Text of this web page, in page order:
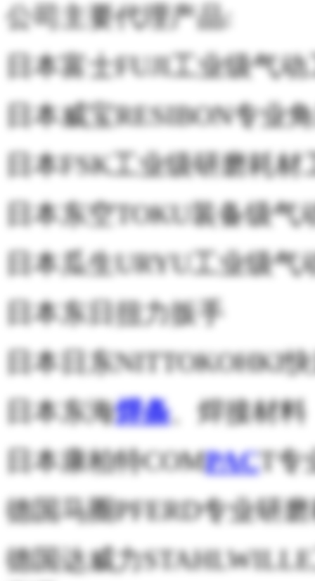
公司主要代理产品:
日本富士FUJI工业级气
日本威宝RESIBON专业
日本FSK工业级研磨耗
日本东空TOKU装备级
日本瓜生URYU工业级
日本东日扭力扳手
日本日东NITTOKOHKI
日本东海焊条、焊接材料
日本康柏特COMPACT
德国马圈PFERD专业研
德国达威力